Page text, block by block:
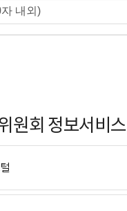
원회 정보서비스